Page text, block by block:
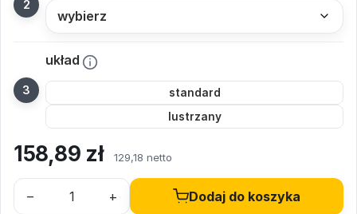
układ
standard
lustrzany
158,89 zł 129,18 netto
– + Dodaj do koszyka